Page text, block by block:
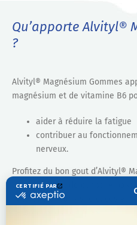
Qu’apporte Alvityl®
?
Alvityl® Magnésium Gommes
magnésium et de vitamine B6
aider à réduire la fatigue
contribuer au
nerveux.
Profitez du bon gout d’Alvityl®
arôme naturel de cerise. À
naturelle et sans sucre, ces